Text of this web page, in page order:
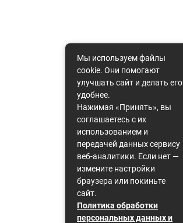
Мы используем файлы
cookie. Они помогают
улучшать сайт и делать его
удобнее.
Нажимая «Принять», вы
соглашаетесь с их
использованием и
передачей данных сервису
веб-аналитики. Если нет —
измените настройки
браузера или покиньте
сайт.
Политика обработки
персональных данных и